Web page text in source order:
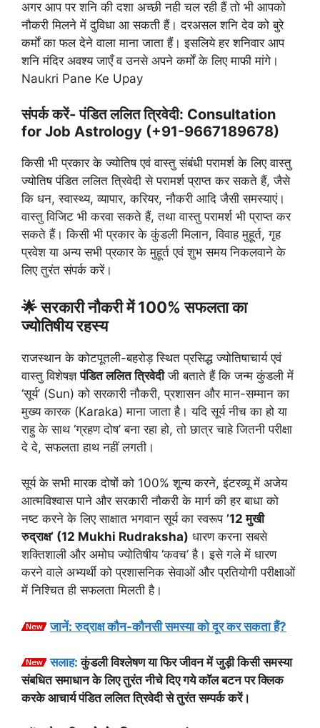
अगर आप पर शनि की दशा अच्छी नही चल रही हैं तो भी आपको
नौकरी मिलने में दुविधा आ सकती हैं। दरअसल शनि देव को बुरे
कर्मों का फल देने वाला माना जाता हैं। इसलिये हर शनिवार आप
शनि मंदिर अवश्य जाएँ व उनसे अपने कर्मों के लिए माफी मांगे।
Naukri Pane Ke Upay
संपर्क करें- पंडित ललित त्रिवेदी: Consultation
for Job Astrology (+91-9667189678)
किसी भी प्रकार के ज्योतिष एवं वास्तु संबंधी परामर्श के लिए वास्तु
ज्योतिष पंडित ललित त्रिवेदी से परामर्श प्राप्त कर सकते हैं, जैसे
कि धन, स्वास्थ्य, व्यापार, करियर, नौकरी आदि जैसी समस्याएं।
वास्तु विजिट भी करवा सकते हैं, तथा वास्तु परामर्श भी प्राप्त कर
सकते हैं। किसी भी प्रकार के कुंडली मिलान, विवाह मुहूर्त, गृह
प्रवेश या अन्य सभी प्रकार के मुहूर्त एवं शुभ समय निकलवाने के
लिए तुरंत संपर्क करें।
🌟 सरकारी नौकरी में 100% सफलता का
ज्योतिषीय रहस्य
राजस्थान के कोटपूतली-बहरोड़ स्थित प्रसिद्ध ज्योतिषाचार्य एवं
वास्तु विशेषज्ञपंडित ललित त्रिवेदीजी बताते हैं कि जन्म कुंडली में
‘सूर्य’ (Sun) को सरकारी नौकरी, प्रशासन और मान-सम्मान का
मुख्य कारक (Karaka) माना जाता है। यदि सूर्य नीच का हो या
राहु के साथ ‘ग्रहण दोष’ बना रहा हो, तो छात्र चाहे जितनी परीक्षा
दे दे, सफलता हाथ नहीं लगती।
सूर्य के सभी मारक दोषों को 100% शून्य करने, इंटरव्यू में अजेय
आत्मविश्वास पाने और सरकारी नौकरी के मार्ग की हर बाधा को
नष्ट करने के लिए साक्षात भगवान सूर्य का स्वरूप ’12 मुखी
रुद्राक्ष’ (12 Mukhi Rudraksha) धारण करना सबसे
शक्तिशाली और अमोघ ज्योतिषीय ‘कवच’ है। इसे गले में धारण
करने वाले अभ्यर्थी को प्रशासनिक सेवाओं और प्रतियोगी परीक्षाओं
में निश्चित ही सफलता मिलती है।
जानें: रुद्राक्ष कौन-कौनसी समस्या को दूर कर सकता हैं?
सलाह: कुंडली विश्लेषण या फिर जीवन में जुड़ी किसी समस्या
संबधित समाधान के लिए तुरंत नीचे दिए गये कॉल बटन पर क्लिक
करके आचार्य पंडित ललित त्रिवेदी से तुरंत सम्पर्क करें।